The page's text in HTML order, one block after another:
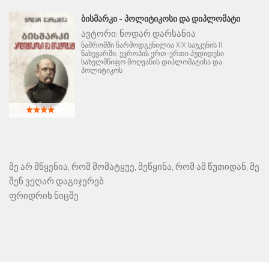
ᲑᲘᲡᲛᲐᲠᲙᲘ - ᲞᲝᲚᲘᲢᲘᲙᲝᲡᲘ ᲓᲐ ᲓᲘᲞᲚᲝᲛᲐᲢᲘ
ავტორი: ნოდარ დარსანია
ნაშრომში წარმოდგენილია XIX საუკუნის II
ნახევარში, ევროპის ერთ-ერთი პუდიდესი
სახელმწიფო მოღვაწის დიპლომატისა და
პოლიტიკოს
მე არ მწყენია, რომ მომატყუე, მეწყინა, რომ ამ წუთიდან, მე
შენ ვეღარ დაგიჯერებ.
ფრიდრიხ ნიცშე